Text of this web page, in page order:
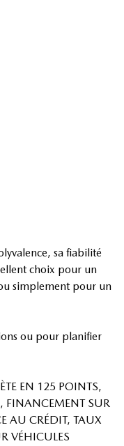
sa fiabilité
choix pour un
simplement pour un
ou pour planifier
EN 125 POINTS,
FINANCEMENT SUR
AU CRÉDIT, TAUX
VÉHICULES